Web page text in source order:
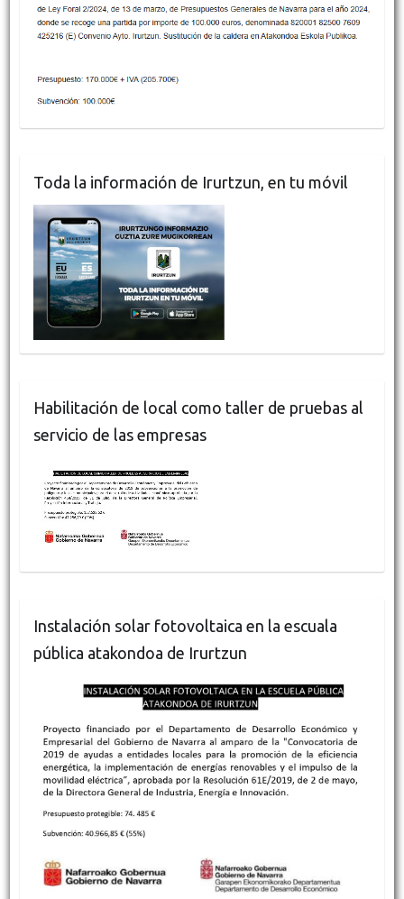
Toda la información de Irurtzun, en tu móvil
Habilitación de local como taller de pruebas al
servicio de las empresas
Instalación solar fotovoltaica en la escuala
pública atakondoa de Irurtzun